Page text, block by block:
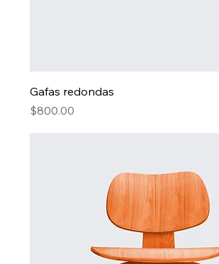
Gafas redondas
Precio
$800.00